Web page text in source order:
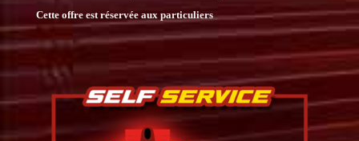
Cette offre est réservée aux particuliers